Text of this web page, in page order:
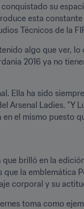
su
esta
Técnicos de la
algo que ver,
2016 ya no
Ella ha sido
Arsenal Ladies. "Y
el mismo puesto
brilló en la
la emblemática
corporal y su
toma como